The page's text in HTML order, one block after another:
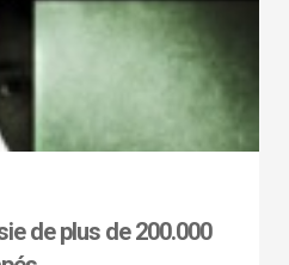
de plus de 200.000